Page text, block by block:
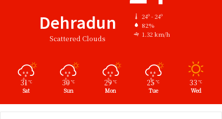
Dehradun
Scattered Clouds
24º - 24º
82%
1.32 km/h
31 ℃
Sat
30 ℃
Sun
29 ℃
Mon
25 ℃
Tue
33 ℃
Wed